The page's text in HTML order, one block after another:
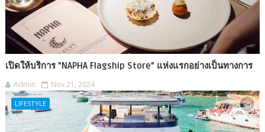
เปิดให้บริการ "NAPHA Flagship Store" แห่งแรกอย่างเป็นทางการ
Admin Nov 21, 2024
LIFESTYLE